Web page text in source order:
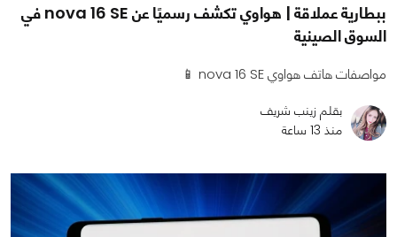
ببطارية عملاقة | هواوي تكشف رسميًا عن nova 16 SE في
السوق الصينية
مواصفات هاتف هواوي nova 16 SE 📱
بقلم زينب شريف
منذ 13 ساعة